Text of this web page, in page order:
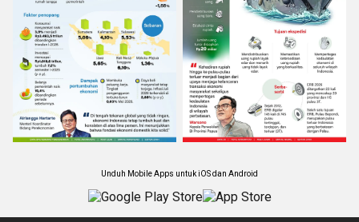
Unduh Mobile Apps untuk iOS dan Android